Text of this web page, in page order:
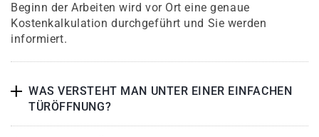
Beginn der Arbeiten wird vor Ort eine genaue
Kostenkalkulation durchgeführt und Sie werden
informiert.
WAS VERSTEHT MAN UNTER EINER EINFACHEN
TÜRÖFFNUNG?